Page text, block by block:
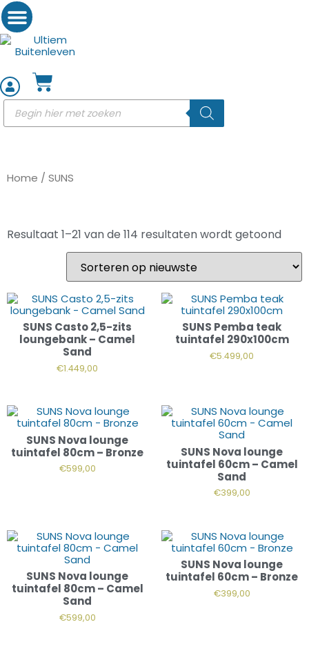
Home / SUNS
Resultaat 1–21 van de 114 resultaten wordt getoond
SUNS Casto 2,5-zits
loungebank – Camel
Sand
€1.449,00
SUNS Pemba teak
tuintafel 290x100cm
€5.499,00
SUNS Nova lounge
tuintafel 80cm – Bronze
€599,00
SUNS Nova lounge
tuintafel 60cm – Camel
Sand
€399,00
SUNS Nova lounge
tuintafel 80cm – Camel
Sand
€599,00
SUNS Nova lounge
tuintafel 60cm – Bronze
€399,00